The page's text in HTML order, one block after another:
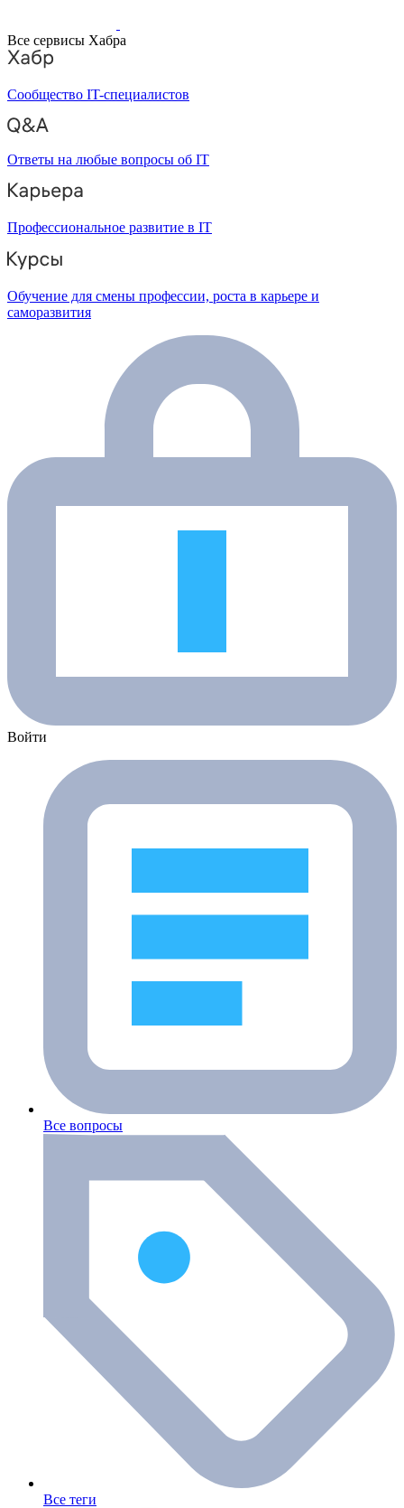
Все сервисы Хабра
Сообщество IT-специалистов
Ответы на любые вопросы об IT
Профессиональное развитие в IT
Обучение для смены профессии, роста в карьере и
саморазвития
Войти
Все вопросы
Все теги